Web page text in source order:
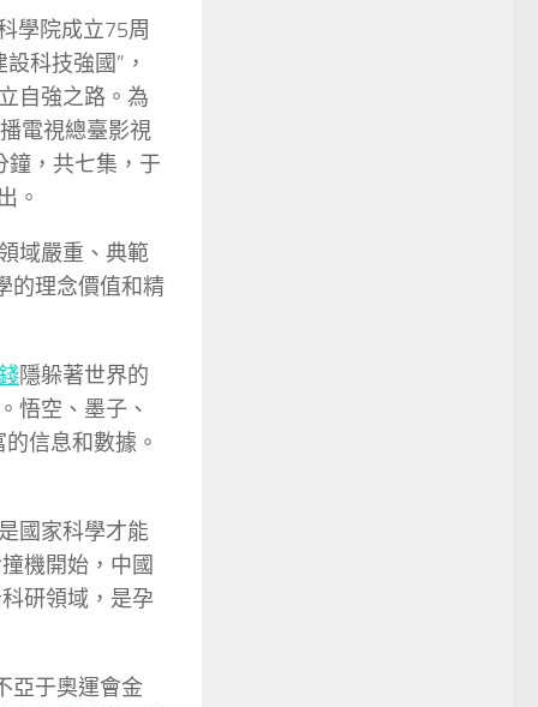
學院成立75周
科技強國”，
自強之路。為
電視總臺影視
鐘，共七集，于
。
域嚴重、典範
的理念價值和精
隱躲著世界的
悟空、墨子、
信息和數據。
國家科學才能
機開始，中國
研領域，是孕
亞于奧運會金